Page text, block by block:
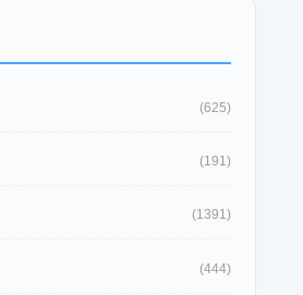
(625)
(191)
(1391)
(444)